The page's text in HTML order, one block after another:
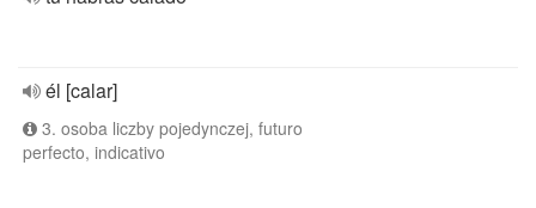
él [calar]
3. osoba liczby pojedynczej, futuro
perfecto, indicativo